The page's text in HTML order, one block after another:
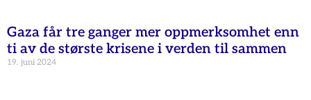
Gaza får tre ganger mer oppmerksomhet enn
ti av de største krisene i verden til sammen
19. juni 2024